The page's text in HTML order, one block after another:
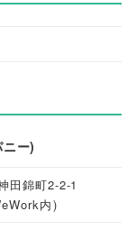
ー)
田錦町2-2-1
内)